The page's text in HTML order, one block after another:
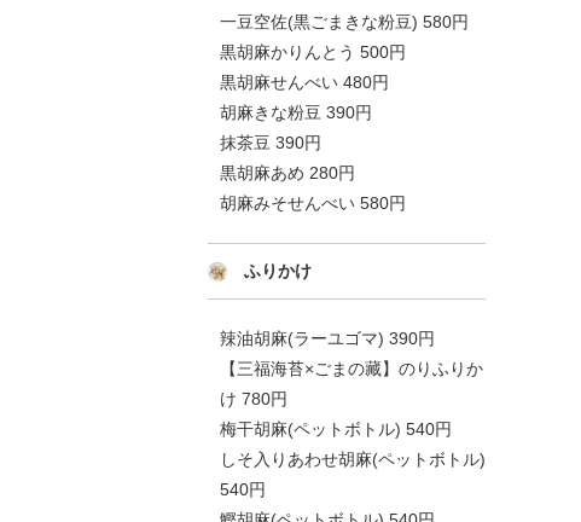
一豆空佐(黒ごまきな粉豆) 580円
黒胡麻かりんとう 500円
黒胡麻せんべい 480円
胡麻きな粉豆 390円
抹茶豆 390円
黒胡麻あめ 280円
胡麻みそせんべい 580円
ふりかけ
辣油胡麻(ラーユゴマ) 390円
【三福海苔×ごまの藏】のりふりか
け 780円
梅干胡麻(ペットボトル) 540円
しそ入りあわせ胡麻(ペットボトル)
540円